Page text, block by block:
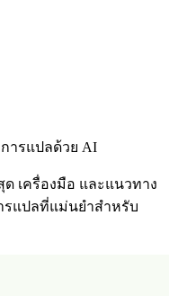
ารแปลด้วย AI
เครื่องมือ และแนวทาง
รแปลที่แม่นยำสำหรับ